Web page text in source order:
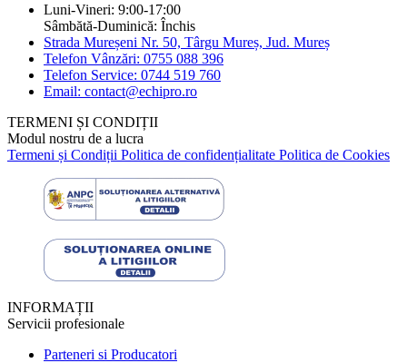
Luni-Vineri: 9:00-17:00
Sâmbătă-Duminică: Închis
Strada Mureșeni Nr. 50, Târgu Mureș, Jud. Mureș
Telefon Vânzări: 0755 088 396
Telefon Service: 0744 519 760
Email: contact@echipro.ro
TERMENI ȘI CONDIȚII
Modul nostru de a lucra
Termeni și Condiții Politica de confidențialitate Politica de Cookies
INFORMAȚII
Servicii profesionale
Parteneri si Producatori